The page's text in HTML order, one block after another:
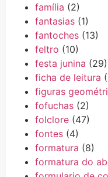
família (2)
fantasias (1)
fantoches (13)
feltro (10)
festa junina (29)
ficha de leitura
figuras
fofuchas (2)
folclore (47)
fontes (4)
formatura (8)
formatura do